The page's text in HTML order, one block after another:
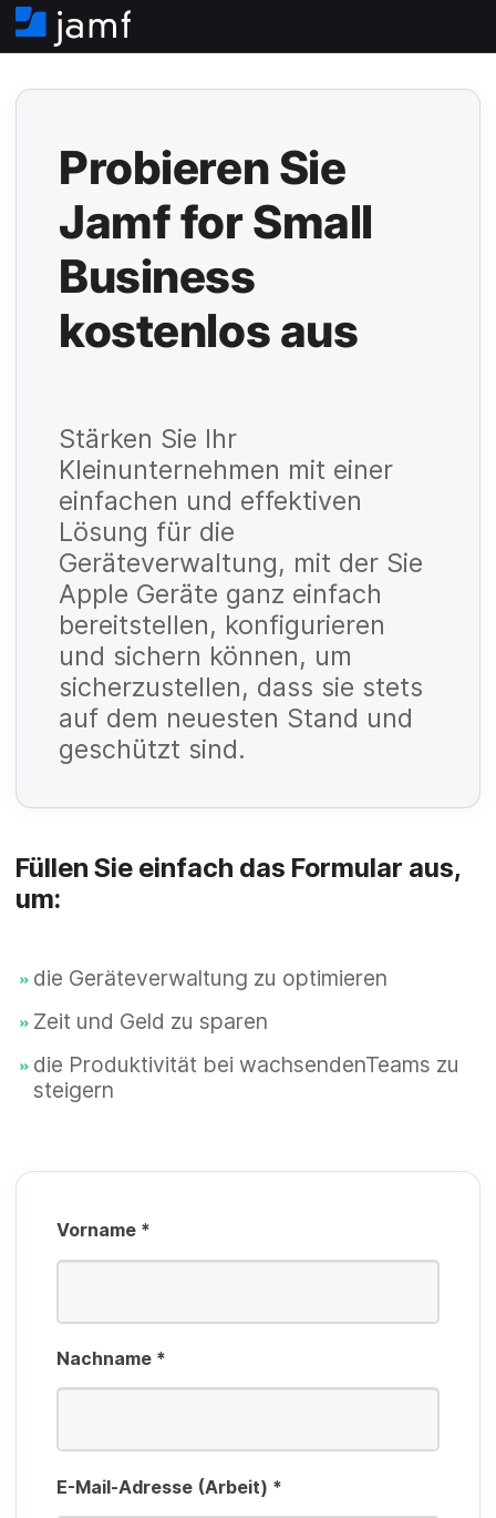
S
t
r
Probieren Sie
Jamf for Small
Business
kostenlos aus
Stärken Sie Ihr
Kleinunternehmen mit einer
einfachen und effektiven
Lösung für die
Geräteverwaltung, mit der Sie
Apple Geräte ganz einfach
bereitstellen, konfigurieren
und sichern können, um
sicherzustellen, dass sie stets
auf dem neuesten Stand und
geschützt sind.
Vorname *
P
f
h
t
f
e
l
d
Nachname *
P
f
li
c
h
t
f
e
l
d
E-Mail-Adresse (Arbeit) *
P
f
li
c
h
t
l
d
P
f
li
c
t
f
l
d
f
li
h
t
f
e
f
li
c
h
f
l
Füllen Sie einfach das Formular aus,
um:
die Geräteverwaltung zu optimieren
Zeit und Geld zu sparen
die Produktivität bei wachsendenTeams zu
steigern